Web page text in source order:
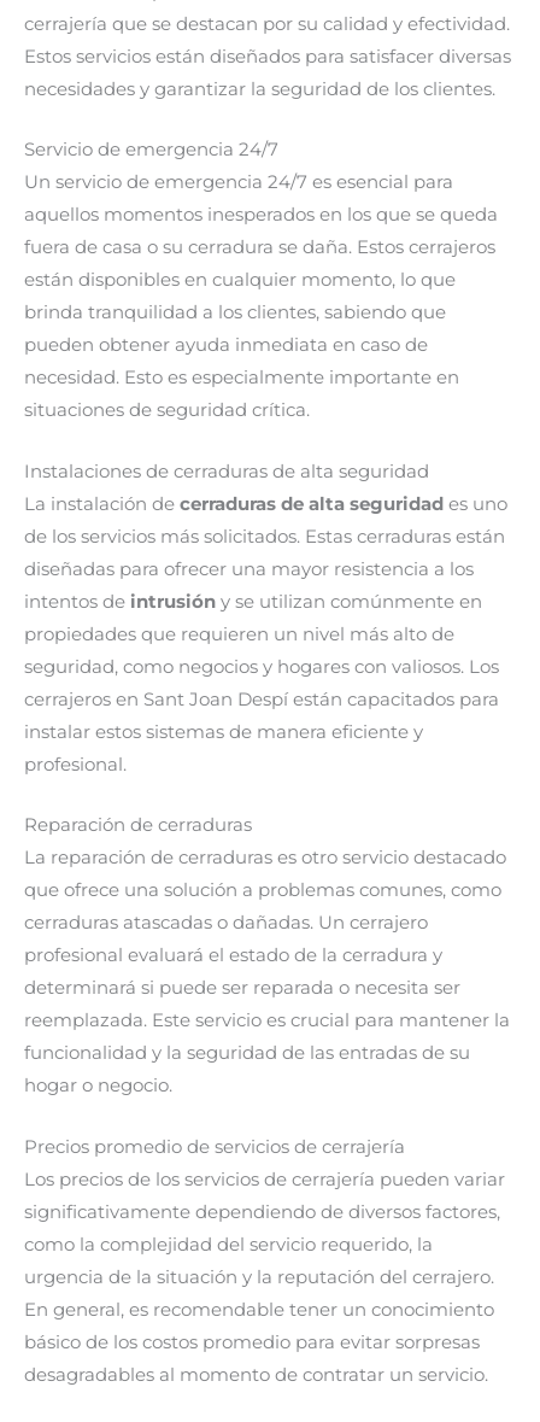
cerrajería que se destacan por su calidad y efectividad.
Estos servicios están diseñados para satisfacer diversas
necesidades y garantizar la seguridad de los clientes.
Servicio de emergencia 24/7
Un servicio de emergencia 24/7 es esencial para
aquellos momentos inesperados en los que se queda
fuera de casa o su cerradura se daña. Estos cerrajeros
están disponibles en cualquier momento, lo que
brinda tranquilidad a los clientes, sabiendo que
pueden obtener ayuda inmediata en caso de
necesidad. Esto es especialmente importante en
situaciones de seguridad crítica.
Instalaciones de cerraduras de alta seguridad
La instalación de cerraduras de alta seguridad es uno
de los servicios más solicitados. Estas cerraduras están
diseñadas para ofrecer una mayor resistencia a los
intentos de intrusión y se utilizan comúnmente en
propiedades que requieren un nivel más alto de
seguridad, como negocios y hogares con valiosos. Los
cerrajeros en Sant Joan Despí están capacitados para
instalar estos sistemas de manera eficiente y
profesional.
Reparación de cerraduras
La reparación de cerraduras es otro servicio destacado
que ofrece una solución a problemas comunes, como
cerraduras atascadas o dañadas. Un cerrajero
profesional evaluará el estado de la cerradura y
determinará si puede ser reparada o necesita ser
reemplazada. Este servicio es crucial para mantener la
funcionalidad y la seguridad de las entradas de su
hogar o negocio.
Precios promedio de servicios de cerrajería
Los precios de los servicios de cerrajería pueden variar
significativamente dependiendo de diversos factores,
como la complejidad del servicio requerido, la
urgencia de la situación y la reputación del cerrajero.
En general, es recomendable tener un conocimiento
básico de los costos promedio para evitar sorpresas
desagradables al momento de contratar un servicio.